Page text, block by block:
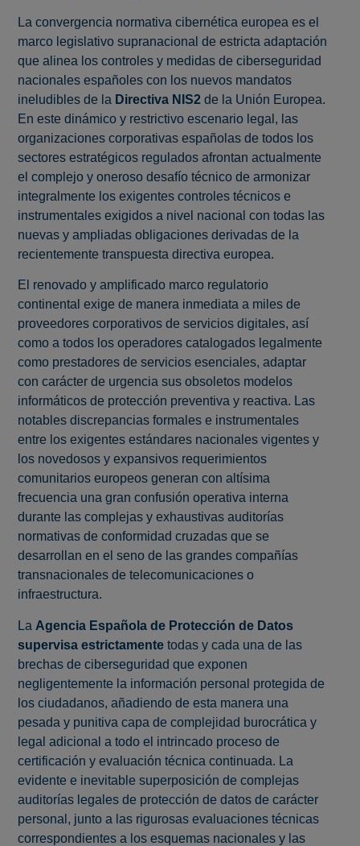
La convergencia normativa cibernética europea es el
marco legislativo supranacional de estricta adaptación
que alinea los controles y medidas de ciberseguridad
nacionales españoles con los nuevos mandatos
ineludibles de la Directiva NIS2 de la Unión Europea.
En este dinámico y restrictivo escenario legal, las
organizaciones corporativas españolas de todos los
sectores estratégicos regulados afrontan actualmente
el complejo y oneroso desafío técnico de armonizar
integralmente los exigentes controles técnicos e
instrumentales exigidos a nivel nacional con todas las
nuevas y ampliadas obligaciones derivadas de la
recientemente transpuesta directiva europea.
El renovado y amplificado marco regulatorio
continental exige de manera inmediata a miles de
proveedores corporativos de servicios digitales, así
como a todos los operadores catalogados legalmente
como prestadores de servicios esenciales, adaptar
con carácter de urgencia sus obsoletos modelos
informáticos de protección preventiva y reactiva. Las
notables discrepancias formales e instrumentales
entre los exigentes estándares nacionales vigentes y
los novedosos y expansivos requerimientos
comunitarios europeos generan con altísima
frecuencia una gran confusión operativa interna
durante las complejas y exhaustivas auditorías
normativas de conformidad cruzadas que se
desarrollan en el seno de las grandes compañías
transnacionales de telecomunicaciones o
infraestructura.
La Agencia Española de Protección de Datos
supervisa estrictamente todas y cada una de las
brechas de ciberseguridad que exponen
negligentemente la información personal protegida de
los ciudadanos, añadiendo de esta manera una
pesada y punitiva capa de complejidad burocrática y
legal adicional a todo el intrincado proceso de
certificación y evaluación técnica continuada. La
evidente e inevitable superposición de complejas
auditorías legales de protección de datos de carácter
personal, junto a las rigurosas evaluaciones técnicas
correspondientes a los esquemas nacionales y las